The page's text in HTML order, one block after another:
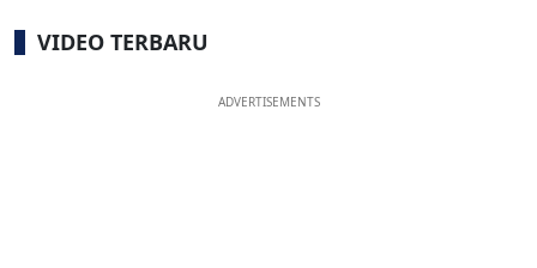
VIDEO TERBARU
ADVERTISEMENTS